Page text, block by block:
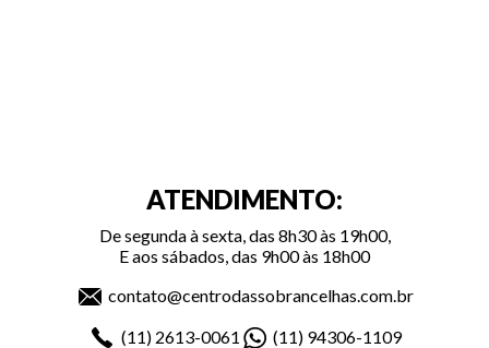
ATENDIMENTO:
De segunda à sexta, das 8h30 às 19h00,
E aos sábados, das 9h00 às 18h00
contato@centrodassobrancelhas.com.br
(11) 2613-0061 (11) 94306-1109